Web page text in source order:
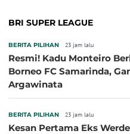
BRI SUPER LEAGUE
BERITA PILIHAN 23 jam lalu
Resmi! Kadu Monteiro
Borneo FC Samarinda,
Argawinata
BERITA PILIHAN 23 jam lalu
Kesan Pertama Eks